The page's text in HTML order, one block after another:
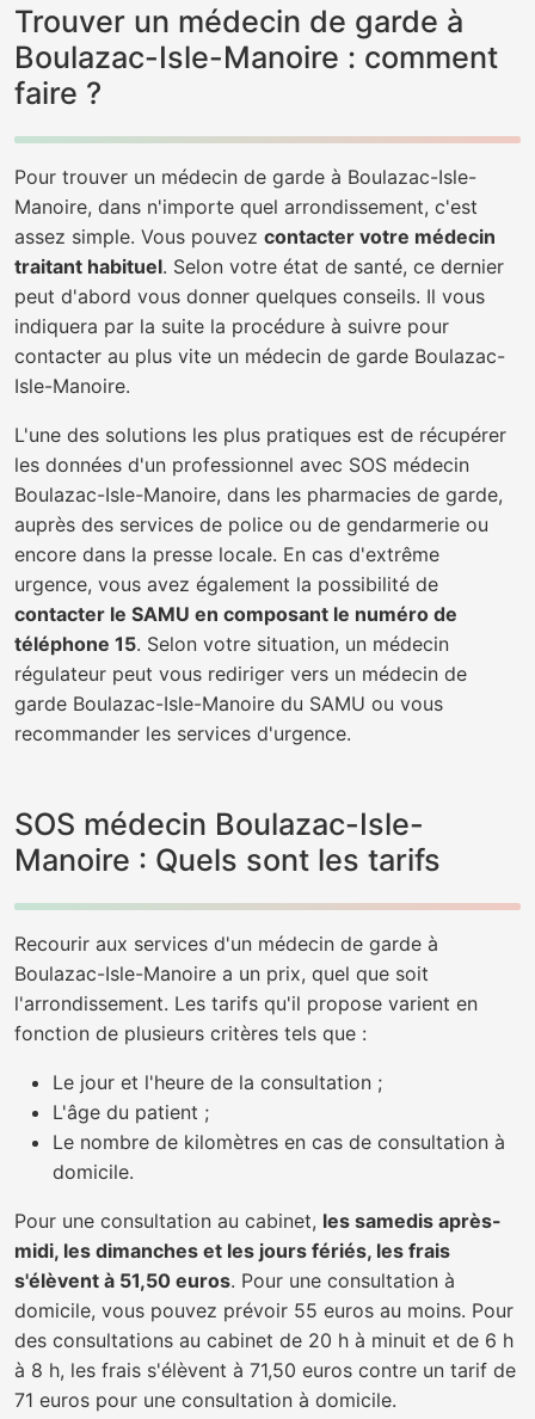
Trouver un médecin de garde à
Boulazac-Isle-Manoire : comment
faire ?
Pour trouver un médecin de garde à Boulazac-Isle-
Manoire, dans n'importe quel arrondissement, c'est
assez simple. Vous pouvez contacter votre médecin
traitant habituel. Selon votre état de santé, ce dernier
peut d'abord vous donner quelques conseils. Il vous
indiquera par la suite la procédure à suivre pour
contacter au plus vite un médecin de garde Boulazac-
Isle-Manoire.
L'une des solutions les plus pratiques est de récupérer
les données d'un professionnel avec SOS médecin
Boulazac-Isle-Manoire, dans les pharmacies de garde,
auprès des services de police ou de gendarmerie ou
encore dans la presse locale. En cas d'extrême
urgence, vous avez également la possibilité de
contacter le SAMU en composant le numéro de
téléphone 15. Selon votre situation, un médecin
régulateur peut vous rediriger vers un médecin de
garde Boulazac-Isle-Manoire du SAMU ou vous
recommander les services d'urgence.
SOS médecin Boulazac-Isle-
Manoire : Quels sont les tarifs
Recourir aux services d'un médecin de garde à
Boulazac-Isle-Manoire a un prix, quel que soit
l'arrondissement. Les tarifs qu'il propose varient en
fonction de plusieurs critères tels que :
Le jour et l'heure de la consultation ;
L'âge du patient ;
Le nombre de kilomètres en cas de consultation à
domicile.
Pour une consultation au cabinet, les samedis après-
midi, les dimanches et les jours fériés, les frais
s'élèvent à 51,50 euros. Pour une consultation à
domicile, vous pouvez prévoir 55 euros au moins. Pour
des consultations au cabinet de 20 h à minuit et de 6 h
à 8 h, les frais s'élèvent à 71,50 euros contre un tarif de
71 euros pour une consultation à domicile.